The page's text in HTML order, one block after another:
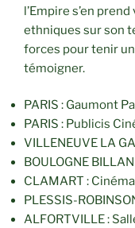
l’Empire s’en
ethniques sur son
forces pour tenir
témoigner.
PARIS : Gaumont
PARIS : Publicis
VILLENEUVE LA
BOULOGNE
CLAMART :
PLESSIS-
ALFORTVILLE :